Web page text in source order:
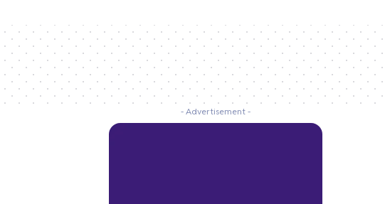
- Advertisement -